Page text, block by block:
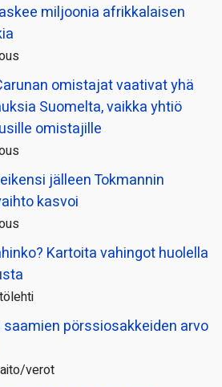
miljoonia afrikkalaisen
omistajat vaativat yhä
Suomelta, vaikka yhtiö
omistajille
jälleen Tokmannin
kasvoi
Kartoita vahingot huolella
pörssi­osakkeiden arvo
verot